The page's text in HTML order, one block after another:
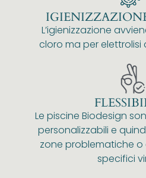
L’igienizzazione
cloro ma per elettrolisi
Le piscine Biodesign
personalizzabili e
zone problematiche
specifici